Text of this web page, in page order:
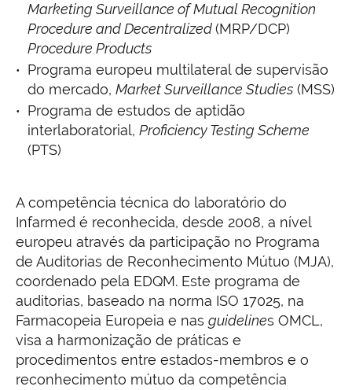
Marketing Surveillance of Mutual Recognition
Procedure and Decentralized(MRP/DCP)
Procedure Products
Programa europeu multilateral de supervisão
do mercado, Market Surveillance Studies (MSS)
Programa de estudos de aptidão
interlaboratorial, Proficiency Testing Scheme
(PTS)
A competência técnica do laboratório do
Infarmed é reconhecida, desde 2008, a nível
europeu através da participação no Programa
de Auditorias de Reconhecimento Mútuo (MJA),
coordenado pela EDQM. Este programa de
auditorias, baseado na norma ISO 17025, na
Farmacopeia Europeia e nas guidelines OMCL,
visa a harmonização de práticas e
procedimentos entre estados-membros e o
reconhecimento mútuo da competência